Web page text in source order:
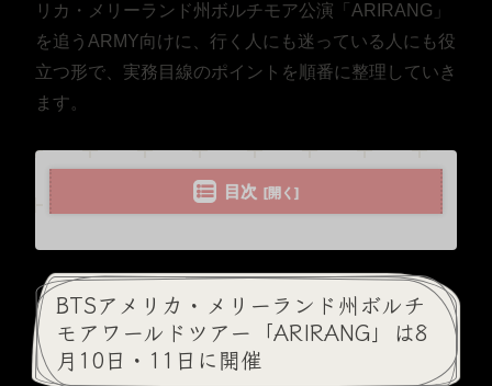
リカ・メリーランド州ボルチモア公演「ARIRANG」
を追うARMY向けに、行く人にも迷っている人にも役
立つ形で、実務目線のポイントを順番に整理していき
ます。
目次
BTSアメリカ・メリーランド州ボルチ
モアワールドツアー「ARIRANG」は8
月10日・11日に開催